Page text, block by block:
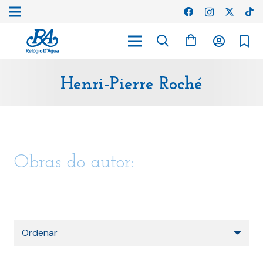
Henri-Pierre Roché
Obras do autor: